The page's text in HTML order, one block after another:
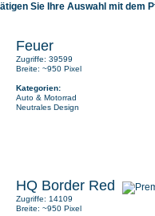
Sie Ihre Auswahl mit dem
Feuer
Zugriffe: 39599
Breite: ~950 Pixel
Kategorien:
Auto & Motorrad
Neutrales Design
HQ Border Red
Zugriffe: 14109
Breite: ~950 Pixel